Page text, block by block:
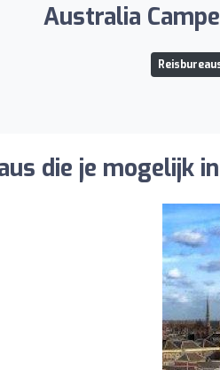
Australia
die je mogelijk